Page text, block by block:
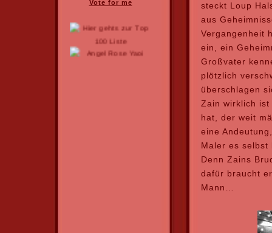
steckt Loup
aus
Vergangenheit
ein, ein
Großvater
plötzlich
überschlagen
Zain wirklich ist
hat, der weit
eine
Maler es selbst
Denn Zains
dafür braucht
Mann…